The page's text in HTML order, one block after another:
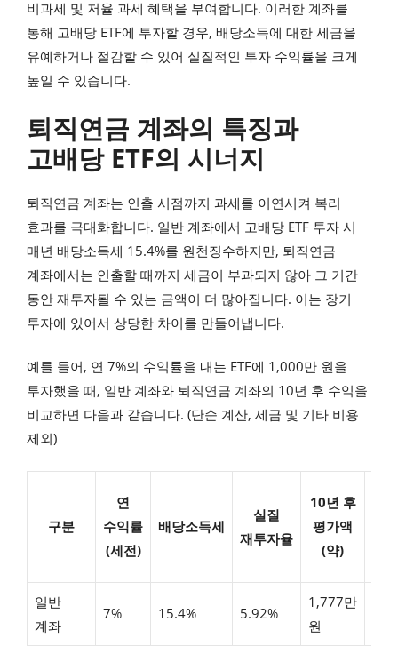
비과세 및 저율 과세 혜택을 부여합니다. 이러한 계좌를
통해 고배당 ETF에 투자할 경우, 배당소득에 대한 세금을
유예하거나 절감할 수 있어 실질적인 투자 수익률을 크게
높일 수 있습니다.
퇴직연금 계좌의 특징과
고배당 ETF의 시너지
퇴직연금 계좌는 인출 시점까지 과세를 이연시켜 복리
효과를 극대화합니다. 일반 계좌에서 고배당 ETF 투자 시
매년 배당소득세 15.4%를 원천징수하지만, 퇴직연금
계좌에서는 인출할 때까지 세금이 부과되지 않아 그 기간
동안 재투자될 수 있는 금액이 더 많아집니다. 이는 장기
투자에 있어서 상당한 차이를 만들어냅니다.
예를 들어, 연 7%의 수익률을 내는 ETF에 1,000만 원을
투자했을 때, 일반 계좌와 퇴직연금 계좌의 10년 후 수익을
비교하면 다음과 같습니다. (단순 계산, 세금 및 기타 비용
제외)
구분
연
수익률
(세전)
배당소득세
실질
재투자율
10년 후
평가액
(약)
일반
계좌
7% 15.4% 5.92%
1,777만
원